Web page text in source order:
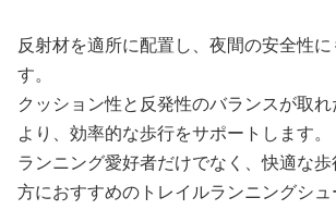
反射材を適所に配置し、夜間の安全性
す。
クッション性と反発性のバランスが取
より、効率的な歩行をサポートします。
ランニング愛好者だけでなく、快適な
方におすすめのトレイルランニングシュ